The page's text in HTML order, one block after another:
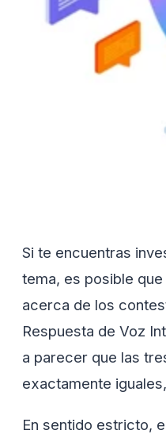
Si te encuentras
tema, es posible
acerca de los
Respuesta de Voz
a parecer que las
exactamente
En sentido estricto,